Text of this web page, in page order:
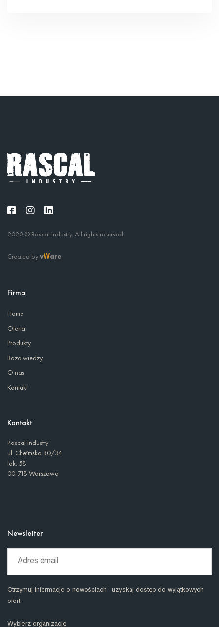
2020 © Rascal Industry. All rights reserved.
Created byvWare
Firma
Home
Oferta
Produkty
Baza wiedzy
O nas
Kontakt
Kontakt
Rascal Industry
ul. Chełmska 30/34
lok. 58
00-718 Warszawa
Newsletter
Otrzymuj informacje o nowościach i uzyskaj dostęp do wyjątkowych
ofert.
Wybierz organizację